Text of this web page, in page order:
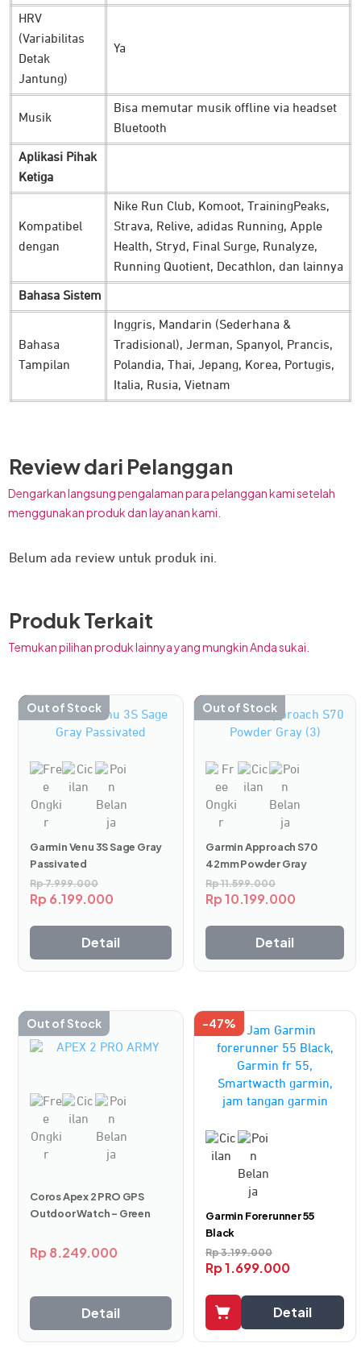
Dukungan COROS EvoLab dan COROS Training Hub
atlet profesional dunia. Gunakan fitur terbaiknya dalam
mencapai target latihan seperti:
Race Predictor:
dapatkan perkiraan waktu tempuh untuk
lari 5K, 10K, half marathon, hingga full marathon.
Membantu pengguna menetapkan target yang realistis dan
menantang.
merespons latihan terakhir dengan melihat tingkat
kelelahan dan kebugaran secara keseluruhan.
7-Day Total Load:ketahui beban latihan selama 7 hari
terakhir dan pastikan kamu tetap berada di zona latihan
yang aman dan efektif.
baik saat menanjak maupun menurun, agar latihan dan
lomba lebih maksimal.
Recovery Timer:ketahui berapa lama waktu yang
dibutuhkan tubuh untuk pulih sepenuhnya sebelum
kembali berlatih ringan atau intens.
latihan harian.
Varian Warna yang Tersedia
Green
HRV
(Variabilitas
Detak
Jantung)
Ya
Musik
Bisa memutar musik offline via headset
Bluetooth
Aplikasi Pihak
Ketiga
Kompatibel
dengan
Nike Run Club, Komoot, TrainingPeaks,
Strava, Relive, adidas Running, Apple
Health, Stryd, Final Surge, Runalyze,
Running Quotient, Decathlon, dan lainnya
Bahasa Sistem
Bahasa
Tampilan
Inggris, Mandarin (Sederhana &
Tradisional), Jerman, Spanyol, Prancis,
Polandia, Thai, Jepang, Korea, Portugis,
Italia, Rusia, Vietnam
Review dari Pelanggan
Dengarkan langsung pengalaman para pelanggan kami setelah
menggunakan produk dan layanan kami.
Belum ada review untuk produk ini.
Produk Terkait
Temukan pilihan produk lainnya yang mungkin Anda sukai.
-23%
Out of Stock
Garmin Venu 3S Sage Gray
Passivated
Rp7.999.000
Rp 6.199.000
Detail
-12%
Out of Stock
Garmin Approach S70
42mm Powder Gray
Rp11.599.000
Rp10.199.000
Detail
Out of Stock
Coros Apex 2 PRO GPS
Outdoor Watch – Green
Rp 8.249.000
Detail
-47%
Garmin Forerunner 55
Black
Rp3.199.000
Rp1.699.000
Detail